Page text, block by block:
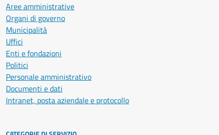
Aree amministrative
Organi di governo
Municipalità
Uffici
Enti e fondazioni
Politici
Personale amministrativo
Documenti e dati
Intranet, posta aziendale e protocollo